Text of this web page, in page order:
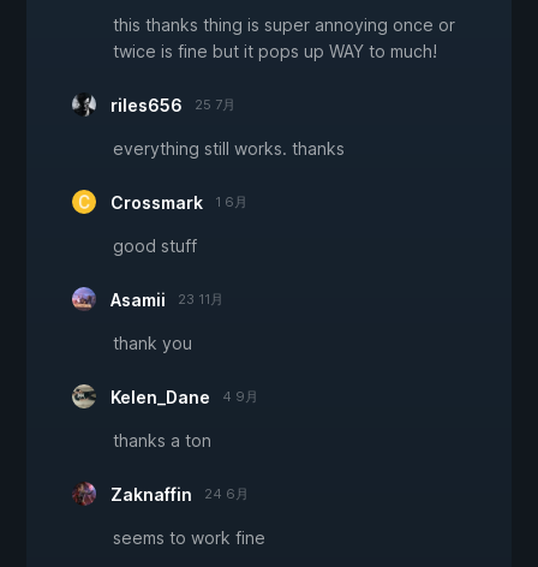
this thanks thing is super annoying once or
twice is fine but it pops up WAY to much!
riles656 25 7月
everything still works. thanks
Crossmark 1 6月
good stuff
Asamii 23 11月
thank you
Kelen_Dane 4 9月
thanks a ton
Zaknaffin 24 6月
seems to work fine